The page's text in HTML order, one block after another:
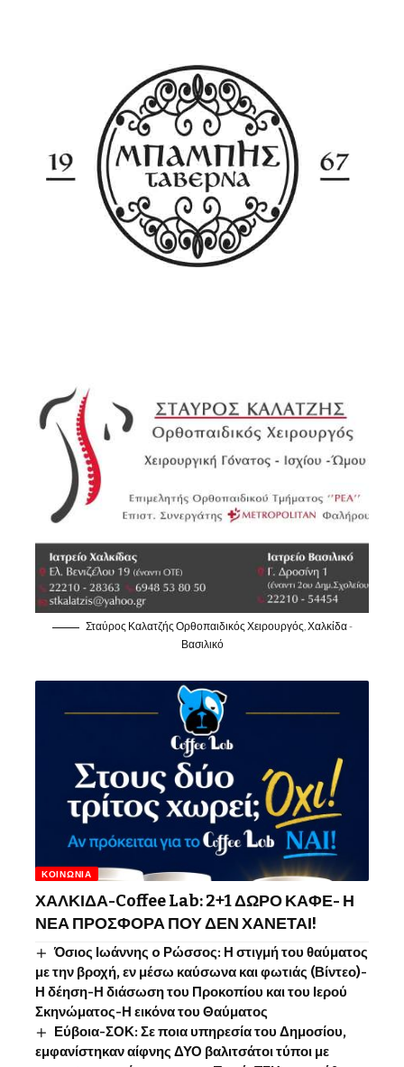
Σταύρος Καλατζής Ορθοπαιδικός Χειρουργός, Χαλκίδα -
Βασιλικό
ΚΟΙΝΩΝΊΑ
ΧΑΛΚΙΔΑ-Coffee Lab: 2+1 ΔΩΡΟ ΚΑΦΕ- Η
ΝΕΑ ΠΡΟΣΦΟΡΑ ΠΟΥ ΔΕΝ ΧΑΝΕΤΑΙ!
Όσιος Ιωάννης o Ρώσσος: Η στιγμή του θαύματος
με την βροχή, εν μέσω καύσωνα και φωτιάς (Βίντεο)-
Η δέηση-Η διάσωση του Προκοπίου και του Ιερού
Σκηνώματος-Η εικόνα του Θαύματος
Εύβοια-ΣΟΚ: Σε ποια υπηρεσία του Δημοσίου,
εμφανίστηκαν αίφνης ΔΥΟ βαλιτσάτοι τύποι με